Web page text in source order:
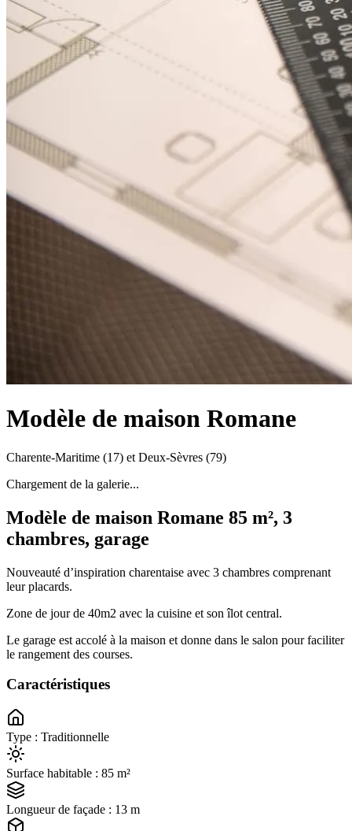
Modèle de maison Romane
Charente-Maritime (17) et Deux-Sèvres (79)
Chargement de la galerie...
Modèle de maison Romane 85 m², 3
chambres, garage
Nouveauté d’inspiration charentaise avec 3 chambres comprenant
leur placards.
Zone de jour de 40m2 avec la cuisine et son îlot central.
Le garage est accolé à la maison et donne dans le salon pour faciliter
le rangement des courses.
Caractéristiques
Type : Traditionnelle
Surface habitable : 85 m²
Longueur de façade : 13 m